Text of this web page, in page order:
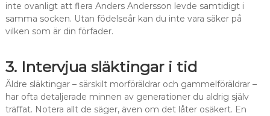
inte ovanligt att flera Anders Andersson levde samtidigt i
samma socken. Utan födelseår kan du inte vara säker på
vilken som är din förfader.
3. Intervjua släktingar i tid
Äldre släktingar – särskilt morföräldrar och gammelföräldrar –
har ofta detaljerade minnen av generationer du aldrig själv
träffat. Notera allt de säger, även om det låter osäkert. En